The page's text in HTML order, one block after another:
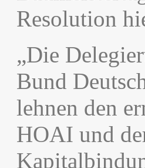
Resolution
„Die
Bund
lehnen den
HOAI und